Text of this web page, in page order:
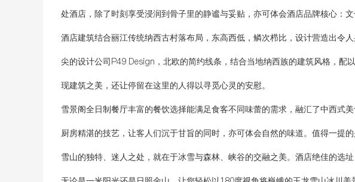
处酒店，除了时刻享受浸润到骨子里的静谧与妥贴，亦可体会酒店品牌核心：文
酒店建筑结合丽江传统纳西古村落布局，东高西低，鳞次栉比，设计营造出令
尖的设计公司P49 Design，北欧的简约线条，结合当地纳西族的建筑风格，
现建筑之美，还让停留在这里的人得以寻觅心灵的安慰。
雪景阁全日制餐厅丰富的餐饮选择能满足食客不同味蕾的需求，融汇了中西式
厨房精湛的技艺，让客人们沉于甘旨的同时，亦可体会自然的味道。值得一提
雪山的独特、迷人之处，就在于冰雪与森林、峡谷的交融之美。酒店绝佳的选